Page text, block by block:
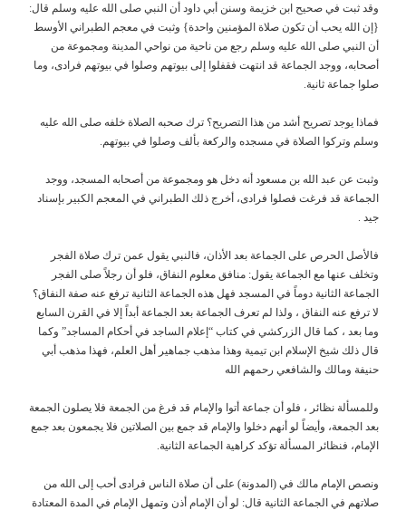
وقد ثبت في صحيح ابن خزيمة وسنن أبي داود أن النبي صلى الله عليه وسلم قال:
{إن الله يحب أن تكون صلاة المؤمنين واحدة} وثبت في معجم الطبراني الأوسط
أن النبي صلى الله عليه وسلم رجع من ناحية من نواحي المدينة ومجموعة من
أصحابه، ووجد الجماعة قد انتهت فقفلوا إلى بيوتهم وصلوا في بيوتهم فرادى، وما
صلوا جماعة ثانية.
فماذا يوجد تصريح أشد من هذا التصريح؟ ترك صحبه الصلاة خلفه صلى الله عليه
وسلم وتركوا الصلاة في مسجده والركعة بألف وصلوا في بيوتهم.
وثبت عن عبد الله بن مسعود أنه دخل هو ومجموعة من أصحابه المسجد، ووجد
الجماعة قد فرغت فصلوا فرادى، أخرج ذلك الطبراني في المعجم الكبير بإسناد
جيد .
فالأصل الحرص على الجماعة بعد الأذان، فالنبي يقول عمن ترك صلاة الفجر
وتخلف عنها مع الجماعة يقول: منافق معلوم النفاق، فلو أن رجلاً صلى الفجر
الجماعة الثانية دوماً في المسجد فهل هذه الجماعة الثانية ترفع عنه صفة النفاق؟
لا ترفع عنه النفاق ، ولذا لم تعرف الجماعة بعد الجماعة أبداً إلا في القرن السابع
وما بعد ، كما قال الزركشي في كتاب “إعلام الساجد في أحكام المساجد” وكما
قال ذلك شيخ الإسلام ابن تيمية وهذا مذهب جماهير أهل العلم، فهذا مذهب أبي
حنيفة ومالك والشافعي رحمهم الله
وللمسألة نظائر ، فلو أن جماعة أتوا والإمام قد فرغ من الجمعة فلا يصلون الجمعة
بعد الجمعة، وأيضاً لو أنهم دخلوا والإمام قد جمع بين الصلاتين فلا يجمعون بعد جمع
الإمام، فنظائر المسألة تؤكد كراهية الجماعة الثانية.
ونصص الإمام مالك في (المدونة) على أن صلاة الناس فرادى أحب إلى الله من
صلاتهم في الجماعة الثانية قال: لو أن الإمام أذن وتمهل الإمام في المدة المعتادة